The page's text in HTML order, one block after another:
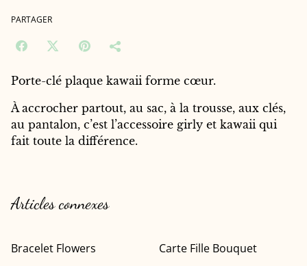
PARTAGER
Porte-clé plaque kawaii forme cœur.
À accrocher partout, au sac, à la trousse, aux clés,
au pantalon, c’est l’accessoire girly et kawaii qui
fait toute la différence.
Articles connexes
Bracelet Flowers
Carte Fille Bouquet